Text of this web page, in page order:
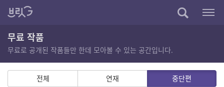
무료 작품
무료로 공개된 작품들만 한데 모아볼 수 있는 공간입니다.
전체 연재
중단편